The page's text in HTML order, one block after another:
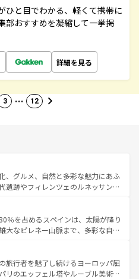
ひと目でわかる、軽くて携帯に
部おすすめを凝縮して一挙掲
詳細を見る
3 … 12
、グルメ、自然と多彩な魅力にあふ
遺跡やフィレンツェのルネッサンス
しい田園風景やアマルフィ海岸の絶
逃せない。観光の合間には、本場の
品のイタリア料理を堪能することも
で、忘れられない旅をしてみよう！
情報はコンテンツ一覧 を参照してほ
％を占めるスペインは、太陽が降り
大なピレネー山脈まで、多彩な自然
は、情熱的なフラメンコ、熱気あふ
しいタパスが生活の一部となってい
洗練された雰囲気や、バルセロナの
旅行者を魅了し続けるヨーロッパ屈
リのエッフェル塔やルーブル美術館